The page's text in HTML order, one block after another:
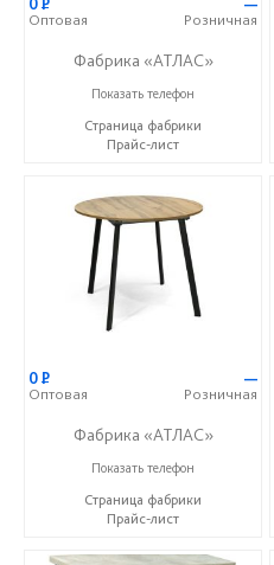
Оптовая Розничная
Фабрика «АТЛАС»
+7 (937) 917-00-01
Показать телефон
Страница фабрики
Прайс-лист
0Р
Оптовая
—
Розничная
Фабрика «АТЛАС»
+7 (937) 917-00-01
Показать телефон
Страница фабрики
Прайс-лист